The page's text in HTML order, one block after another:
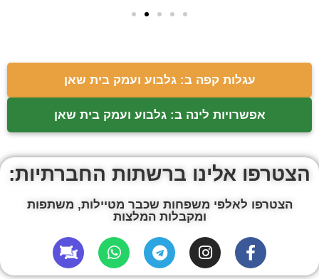
עגלות קפה ב: גלבוע ועמק בית שאן
אפשרויות לינה ב: גלבוע ועמק בית שאן
הצטרפו אלינו ברשתות החברתיות:
הצטרפו לאלפי משפחות שכבר מטיילות, משתפות
ומקבלות המלצות